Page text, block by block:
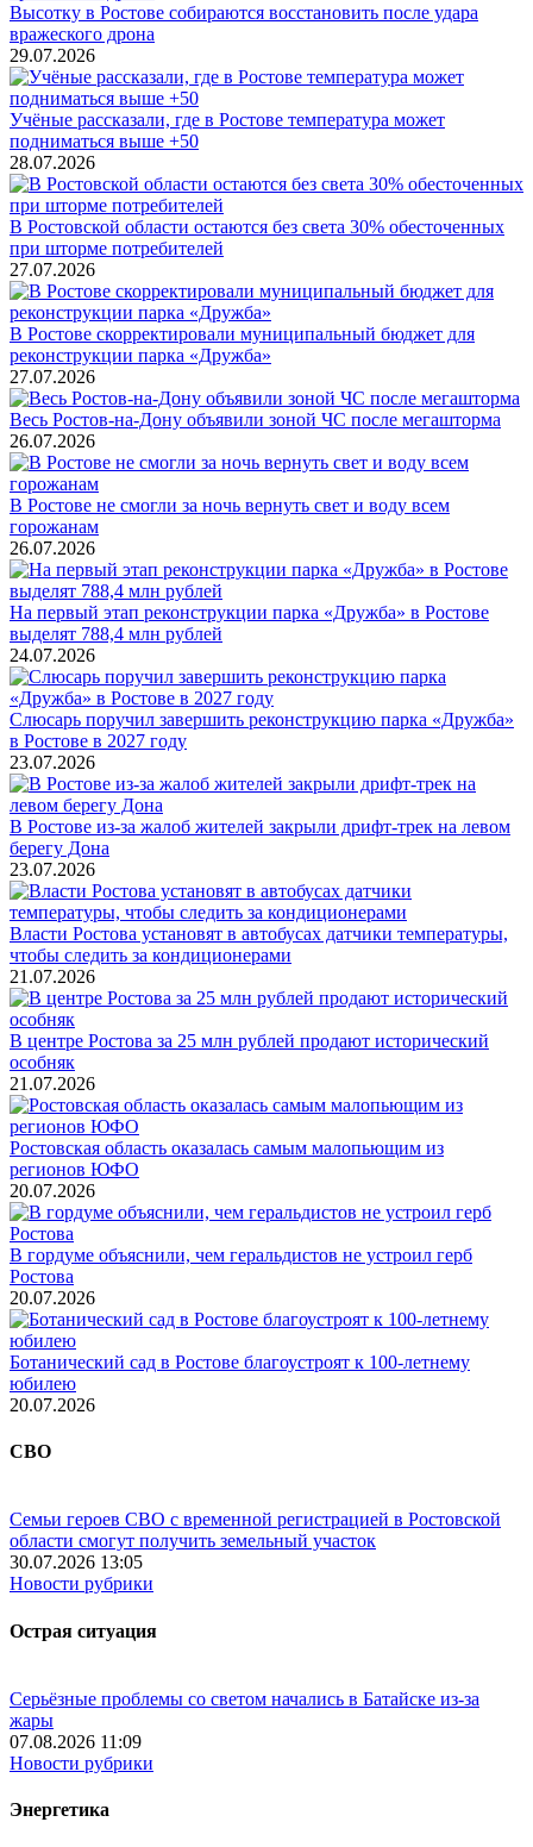
Высотку в Ростове собираются восстановить после удара
вражеского дрона
29.07.2026
Учёные рассказали, где в Ростове температура может
подниматься выше +50
28.07.2026
В Ростовской области остаются без света 30% обесточенных
при шторме потребителей
27.07.2026
В Ростове скорректировали муниципальный бюджет для
реконструкции парка «Дружба»
27.07.2026
Весь Ростов-на-Дону объявили зоной ЧС после мегашторма
26.07.2026
В Ростове не смогли за ночь вернуть свет и воду всем
горожанам
26.07.2026
На первый этап реконструкции парка «Дружба» в Ростове
выделят 788,4 млн рублей
24.07.2026
Слюсарь поручил завершить реконструкцию парка «Дружба»
в Ростове в 2027 году
23.07.2026
В Ростове из-за жалоб жителей закрыли дрифт-трек на левом
берегу Дона
23.07.2026
Власти Ростова установят в автобусах датчики температуры,
чтобы следить за кондиционерами
21.07.2026
В центре Ростова за 25 млн рублей продают исторический
особняк
21.07.2026
Ростовская область оказалась самым малопьющим из
регионов ЮФО
20.07.2026
В гордуме объяснили, чем геральдистов не устроил герб
Ростова
20.07.2026
Ботанический сад в Ростове благоустроят к 100-летнему
юбилею
20.07.2026
СВО
Семьи героев СВО с временной регистрацией в Ростовской
области смогут получить земельный участок
30.07.2026 13:05
Новости рубрики
Острая ситуация
Серьёзные проблемы со светом начались в Батайске из-за
жары
07.08.2026 11:09
Новости рубрики
Энергетика